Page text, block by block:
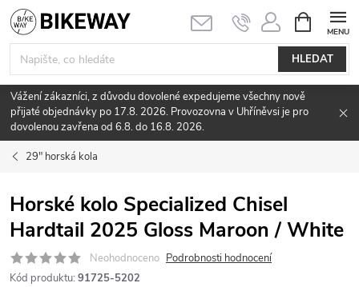
Přejít
na
obsah
HLEDAT
NÁKUPNÍ
KOŠÍK
Vážení zákazníci, z důvodu dovolené expedujeme všechny nově
přijaté objednávky po 17.8. 2026. Provozovna v Uhříněvsi je pro
dovolenou zavřena od 6.8. do 16.8. 2026.
29" horská kola
Horské kolo Specialized Chisel
Hardtail 2025 Gloss Maroon / White
Neohodnoceno Podrobnosti hodnocení
Kód produktu: 91725-5202